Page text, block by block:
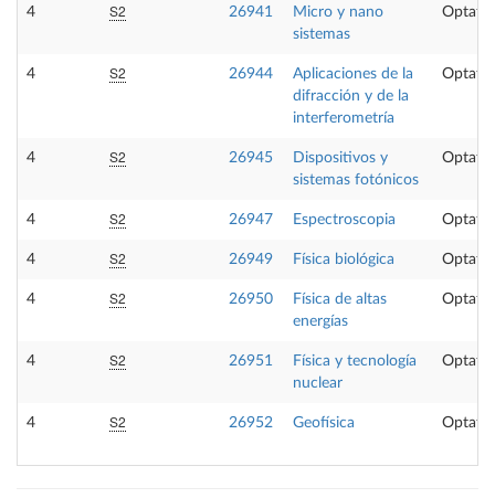
4 S2 26941
Micro y nano
sistemas
4 S2 26944
Aplicaciones de la
difracción y de la
interferometría
4 S2 26945
Dispositivos y
sistemas fotónicos
4 S2 26947 Espectroscopia
4 S2 26949 Física biológica
4 S2 26950
Física de altas
energías
4 S2 26951
Física y tecnología
nuclear
4 S2 26952 Geofísica